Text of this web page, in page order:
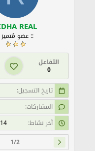
REAL
:: عضو مُتميز
التفاعل
0
تاريخ التسجيل
المشاركات
آخر نشاط
14 ديسمبر 2012
1/2